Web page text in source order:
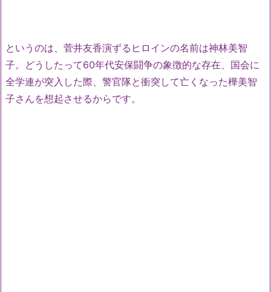
というのは、菅井友香演ずるヒロインの名前は神林美智
子。どうしたって60年代安保闘争の象徴的な存在、国会に
全学連が突入した際、警官隊と衝突して亡くなった樺美智
子さんを想起させるからです。